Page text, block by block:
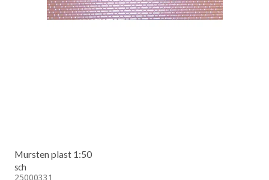
Mursten plast 1:50
sch
25000331